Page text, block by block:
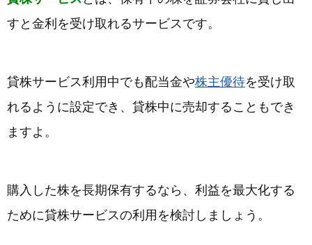
すと金利を受け取れるサービスです。
貸株サービス利用中でも配当金や株主優待を受け取
れるように設定でき、貸株中に売却することもでき
ますよ。
購入した株を長期保有するなら、利益を最大化する
ために貸株サービスの利用を検討しましょう。